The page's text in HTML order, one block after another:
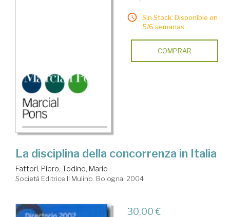
Sin Stock. Disponible en
5/6 semanas.
COMPRAR
La disciplina della concorrenza in Italia
Fattori, Piero; Todino, Mario
Società Editrice Il Mulino. Bologna, 2004
30,00 €